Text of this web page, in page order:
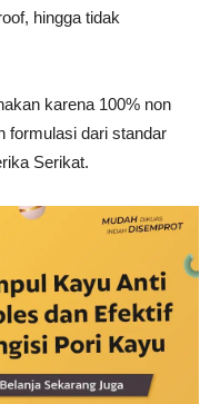
hingga tidak
karena 100% non
formulasi dari standar
Serikat.